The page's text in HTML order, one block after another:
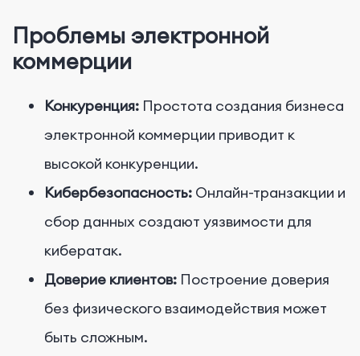
Проблемы электронной
коммерции
Конкуренция: Простота создания бизнеса
электронной коммерции приводит к
высокой конкуренции.
Кибербезопасность: Онлайн-транзакции и
сбор данных создают уязвимости для
кибератак.
Доверие клиентов: Построение доверия
без физического взаимодействия может
быть сложным.